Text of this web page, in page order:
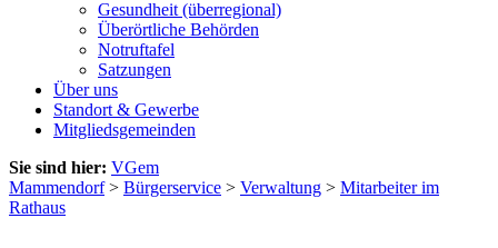
Gesundheit (überregional)
Überörtliche Behörden
Notruftafel
Satzungen
Über uns
Standort & Gewerbe
Mitgliedsgemeinden
Sie sind hier: VGem
Mammendorf> Bürgerservice > Verwaltung > Mitarbeiter im
Rathaus